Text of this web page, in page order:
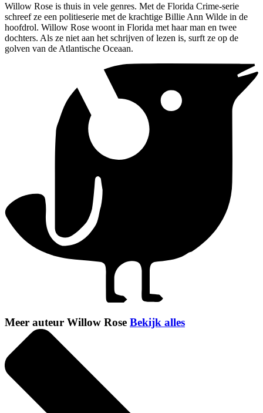
Willow Rose is thuis in vele genres. Met de Florida Crime-serie
schreef ze een politieserie met de krachtige Billie Ann Wilde in de
hoofdrol. Willow Rose woont in Florida met haar man en twee
dochters. Als ze niet aan het schrijven of lezen is, surft ze op de
golven van de Atlantische Oceaan.
Meer auteur Willow Rose Bekijk alles